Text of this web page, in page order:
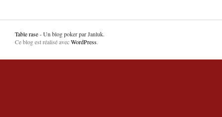
Table rase- Un blog poker par Janluk.
Ce blog est réalisé avecWordPress.